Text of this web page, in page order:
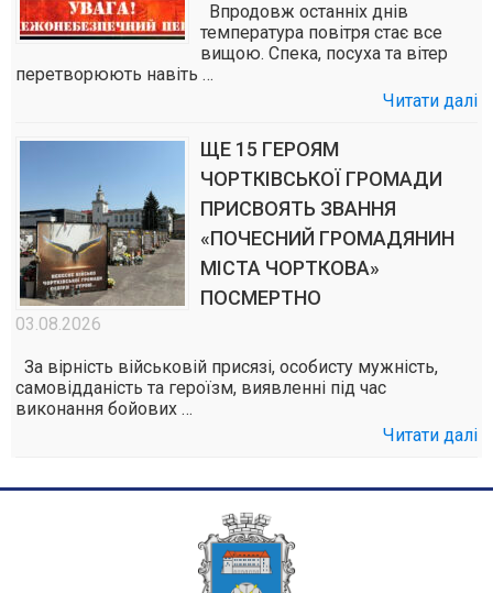
Впродовж останніх днів
температура повітря стає все
вищою. Спека, посуха та вітер
перетворюють навіть …
Читати далі
ЩЕ 15 ГЕРОЯМ
ЧОРТКІВСЬКОЇ ГРОМАДИ
ПРИСВОЯТЬ ЗВАННЯ
«ПОЧЕСНИЙ ГРОМАДЯНИН
МІСТА ЧОРТКОВА»
ПОСМЕРТНО
03.08.2026
За вірність військовій присязі, особисту мужність,
самовідданість та героїзм, виявленні під час
виконання бойових …
Читати далі